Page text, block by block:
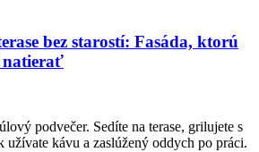
bez starostí: Fasáda, ktorú
natierať
podvečer. Sedíte na terase, grilujete s
užívate kávu a zaslúžený oddych po práci.